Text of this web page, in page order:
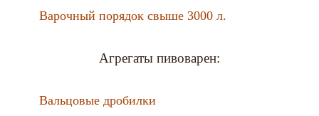
Варочный порядок свыше 3000 л.
Агрегаты пивоварен:
Вальцовые дробилки